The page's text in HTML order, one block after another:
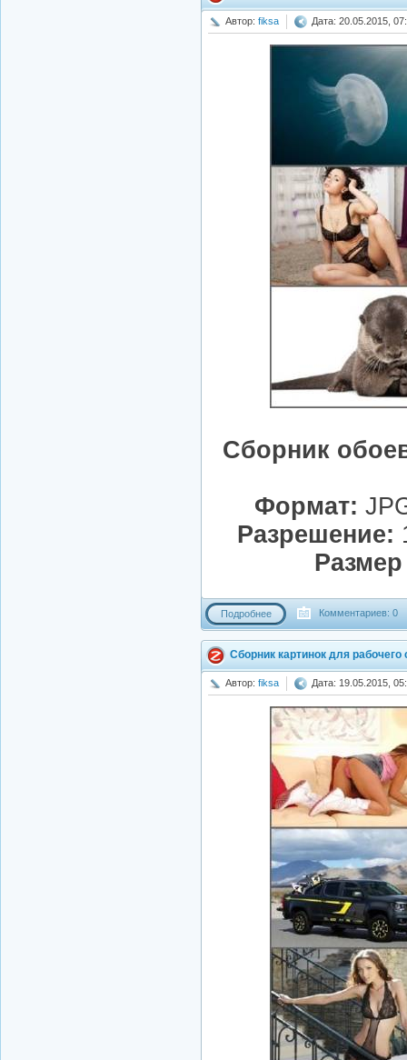
Автор: fiksa Дата: 20.05.2015,
Сборник
Формат:
Разрешение:
Подробнее Комментариев: 0
Сборник картинок для
Автор: fiksa Дата: 19.05.2015,